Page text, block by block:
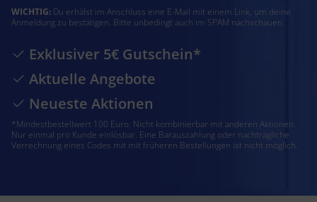
WICHTIG: Du erhälst im Anschluss eine E-Mail mit einem Link, um deine
Anmeldung zu bestätigen. Bitte unbedingt auch im SPAM nachschauen
Exklusiver 5€ Gutschein*
Aktuelle Angebote
Neueste Aktionen
*Mindestbestellwert 100 Euro. Nicht kombinierbar mit anderen Aktionen.
Nur einmal pro Kunde einlösbar. Eine Barauszahlung oder nachträgliche
Verrechnung eines Codes mit mit früheren Bestellungen ist nicht möglich.